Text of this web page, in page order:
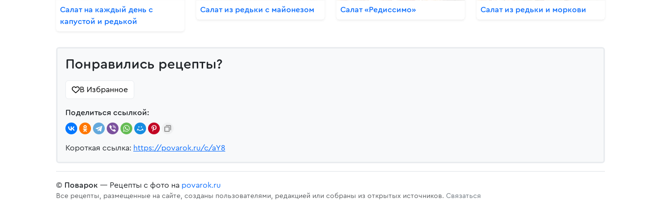
Салат на каждый день с
капустой и редькой
Салат из редьки с майонезом Салат «Редиссимо» Салат из редьки и моркови
Понравились рецепты?
В Избранное
Поделиться ссылкой:
Короткая ссылка: https://povarok.ru/c/aY8
© Поварок — Рецепты с фото на povarok.ru
Все рецепты, размещенные на сайте, созданы пользователями, редакцией или собраны из открытых источников. Связаться